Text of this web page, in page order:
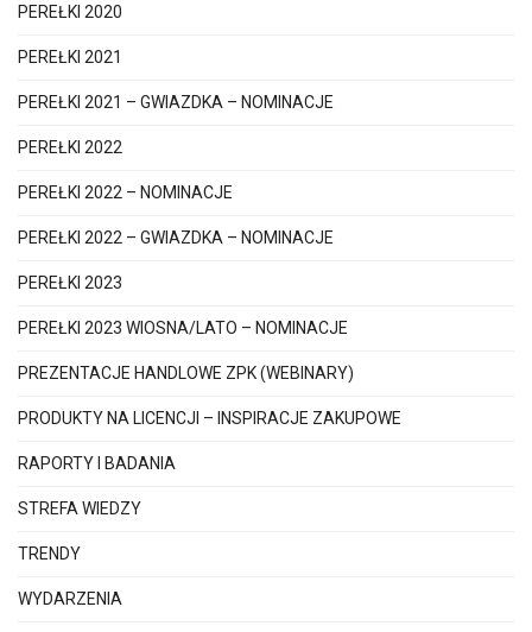
PEREŁKI 2020
PEREŁKI 2021
PEREŁKI 2021 – GWIAZDKA – NOMINACJE
PEREŁKI 2022
PEREŁKI 2022 – NOMINACJE
PEREŁKI 2022 – GWIAZDKA – NOMINACJE
PEREŁKI 2023
PEREŁKI 2023 WIOSNA/LATO – NOMINACJE
PREZENTACJE HANDLOWE ZPK (WEBINARY)
PRODUKTY NA LICENCJI – INSPIRACJE ZAKUPOWE
RAPORTY I BADANIA
STREFA WIEDZY
TRENDY
WYDARZENIA